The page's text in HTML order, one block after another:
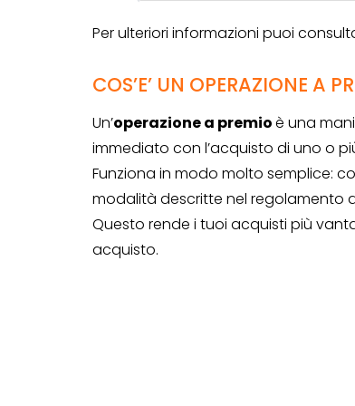
Per ulteriori informazioni puoi
COS’E’ UN OPERAZIONE A
Un’operazione a premioè una
immediato con l’acquisto di uno o
Funziona in modo molto semplice:
modalità descritte nel regolamento
Questo rende i tuoi acquisti più
acquisto.